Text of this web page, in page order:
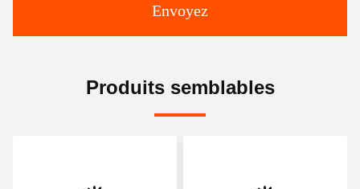
Envoyez
Produits semblables